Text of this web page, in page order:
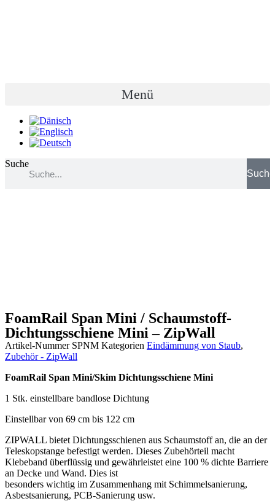
Menü
Suche
Suche
FoamRail Span Mini / Schaumstoff-
Dichtungsschiene Mini – ZipWall
Artikel-Nummer SPNM Kategorien Eindämmung von Staub,
Zubehör - ZipWall
FoamRail Span Mini/Skim Dichtungsschiene Mini
1 Stk. einstellbare bandlose Dichtung
Einstellbar von 69 cm bis 122 cm
ZIPWALL bietet Dichtungsschienen aus Schaumstoff an, die an der
Teleskopstange befestigt werden. Dieses Zubehörteil macht
Klebeband überflüssig und gewährleistet eine 100 % dichte Barriere
an Decke und Wand. Dies ist
besonders wichtig im Zusammenhang mit Schimmelsanierung,
Asbestsanierung, PCB-Sanierung usw.